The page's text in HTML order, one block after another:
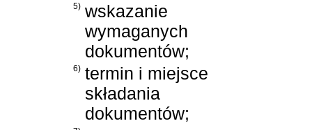
5) wskazanie
wymaganych
dokumentów;
6) termin i miejsce
składania
dokumentów;